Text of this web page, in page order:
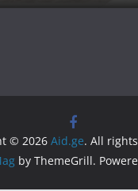
© 2026 Aid.ge. All
by ThemeGrill.